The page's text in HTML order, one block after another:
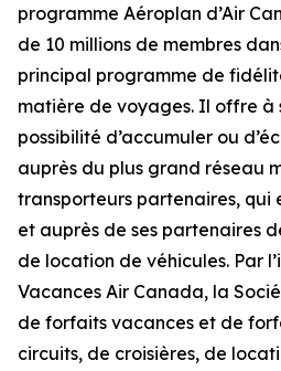
programme Aéroplan d’Air
de 10 millions de membres
principal programme de
matière de voyages. Il offre à
possibilité d’accumuler ou
auprès du plus grand réseau
transporteurs partenaires, qui
et auprès de ses partenaires
de location de véhicules. Par
Vacances Air Canada, la
de forfaits vacances et de
circuits, de croisières, de